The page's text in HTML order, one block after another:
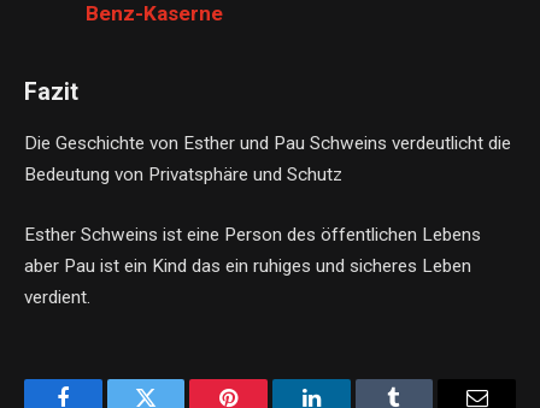
Benz-Kaserne
Fazit
Die Geschichte von Esther und Pau Schweins verdeutlicht die
Bedeutung von Privatsphäre und Schutz
Esther Schweins ist eine Person des öffentlichen Lebens
aber Pau ist ein Kind das ein ruhiges und sicheres Leben
verdient.